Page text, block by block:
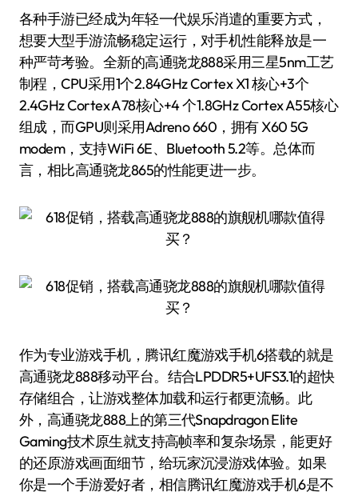
各种手游已经成为年轻一代娱乐消遣的重要方式，
想要大型手游流畅稳定运行，对手机性能释放是一
种严苛考验。全新的高通骁龙888采用三星5nm工艺
制程，CPU采用1个2.84GHz Cortex X1 核心+3个
2.4GHz Cortex A78核心+4 个1.8GHz Cortex A55核心
组成，而GPU则采用Adreno 660，拥有 X60 5G
modem，支持WiFi 6E、Bluetooth 5.2等。总体而
言，相比高通骁龙865的性能更进一步。
作为专业游戏手机，腾讯红魔游戏手机6搭载的就是
高通骁龙888移动平台。结合LPDDR5+UFS3.1的超快
存储组合，让游戏整体加载和运行都更流畅。此
外，高通骁龙888上的第三代Snapdragon Elite
Gaming技术原生就支持高帧率和复杂场景，能更好
的还原游戏画面细节，给玩家沉浸游戏体验。如果
你是一个手游爱好者，相信腾讯红魔游戏手机6是不